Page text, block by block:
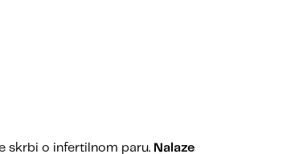
skrbi o infertilnom paru. Nalaze